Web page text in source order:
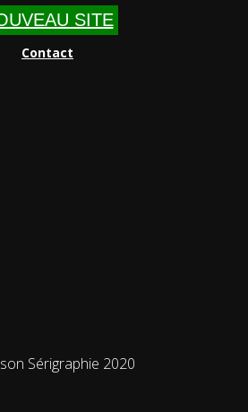
SITE
Contact
Sérigraphie 2020